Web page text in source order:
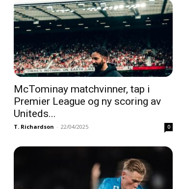
McTominay matchvinner, tap i
Premier League og ny scoring av
Uniteds...
T. Richardson - 22/04/2025 0